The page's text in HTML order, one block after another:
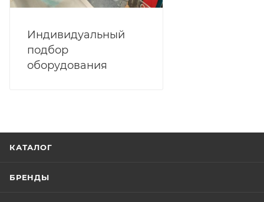
Индивидуальный
подбор
оборудования
КАТАЛОГ
БРЕНДЫ